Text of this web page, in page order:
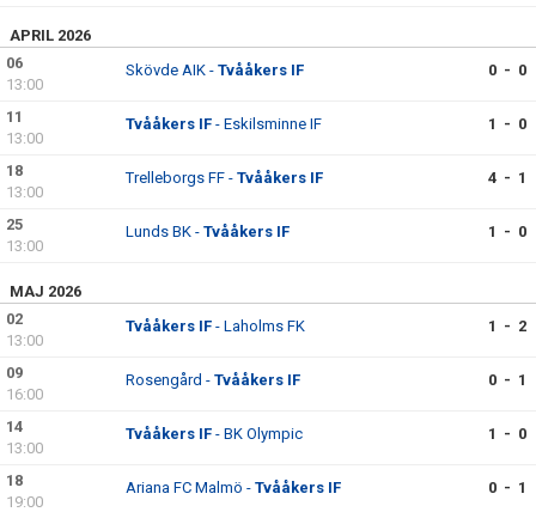
APRIL 2026
06
13:00
Skövde AIK - Tvååkers IF 0 - 0
11
13:00
Tvååkers IF - Eskilsminne IF 1 - 0
18
13:00
Trelleborgs FF - Tvååkers IF 4 - 1
25
13:00
Lunds BK - Tvååkers IF 1 - 0
MAJ 2026
02
13:00
Tvååkers IF - Laholms FK 1 - 2
09
16:00
Rosengård - Tvååkers IF 0 - 1
14
13:00
Tvååkers IF - BK Olympic 1 - 0
18
19:00
Ariana FC Malmö - Tvååkers IF 0 - 1